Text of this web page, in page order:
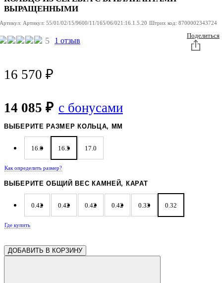
ВЫРАЩЕННЫМИ
Артикул: Артикул: 55/01/02/15/9600/11/165/06/021:16.1.5.20 Штрих код: 8700002343724
5 1 отзыв
Поделиться
16 570 ₽
14 085 ₽ с бонусами
ВЫБЕРИТЕ РАЗМЕР КОЛЬЦА, ММ
16.0 16.5 17.0
Как определить размер?
ВЫБЕРИТЕ ОБЩИЙ ВЕС КАМНЕЙ, КАРАТ
0.42 0.42 0.42 0.42 0.33 0.32
Где купить
ДОБАВИТЬ В КОРЗИНУ